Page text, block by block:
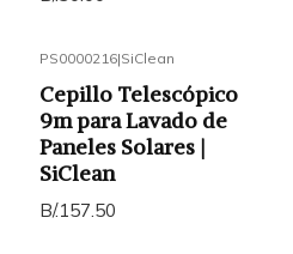
PS0000216|SiClean
Cepillo Telescópico
9m para Lavado de
Paneles Solares |
SiClean
B/.157.50